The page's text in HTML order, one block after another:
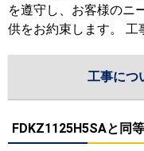
を遵守し、お客様のニ
供をお約束します。 工
工事につ
FDKZ1125H5SAと同